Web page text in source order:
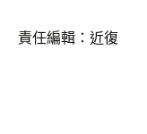
責任編輯：近復